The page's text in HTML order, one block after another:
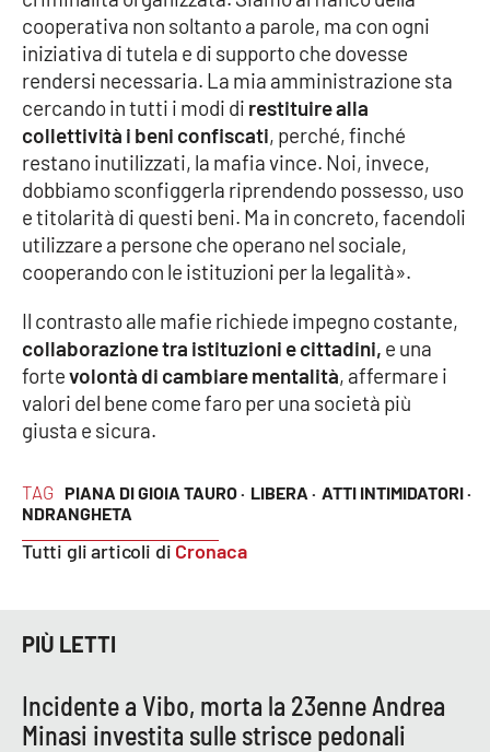
Catanzarochannel.it
APP
Android
Apple
TAG PIANA DI GIOIA TAURO · LIBERA · ATTI INTIMIDATORI ·
NDRANGHETA
Tutti gli articoli di Cronaca
cooperativa non soltanto a parole, ma con ogni
iniziativa di tutela e di supporto che dovesse
rendersi necessaria. La mia amministrazione sta
cercando in tutti i modi di restituire alla
collettività i beni confiscati, perché, finché
restano inutilizzati, la mafia vince. Noi, invece,
dobbiamo sconfiggerla riprendendo possesso, uso
e titolarità di questi beni. Ma in concreto, facendoli
utilizzare a persone che operano nel sociale,
cooperando con le istituzioni per la legalità».
Il contrasto alle mafie richiede impegno costante,
collaborazione tra istituzioni e cittadini, e una
fortevolontà di cambiare mentalità, affermare i
valori del bene come faro per una società più
giusta e sicura.
PIÙ LETTI
Incidente a Vibo, morta la 23enne Andrea
Minasi investita sulle strisce pedonali